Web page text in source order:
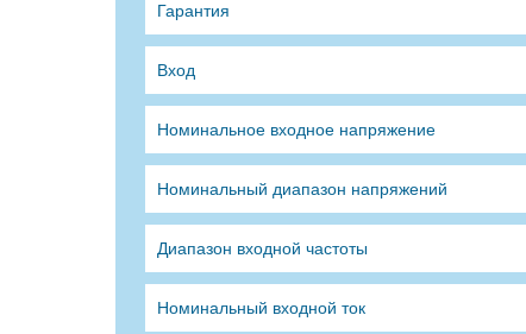
Гарантия
Вход
Номинальное входное напряжение
Номинальный диапазон напряжений
Диапазон входной частоты
Номинальный входной ток